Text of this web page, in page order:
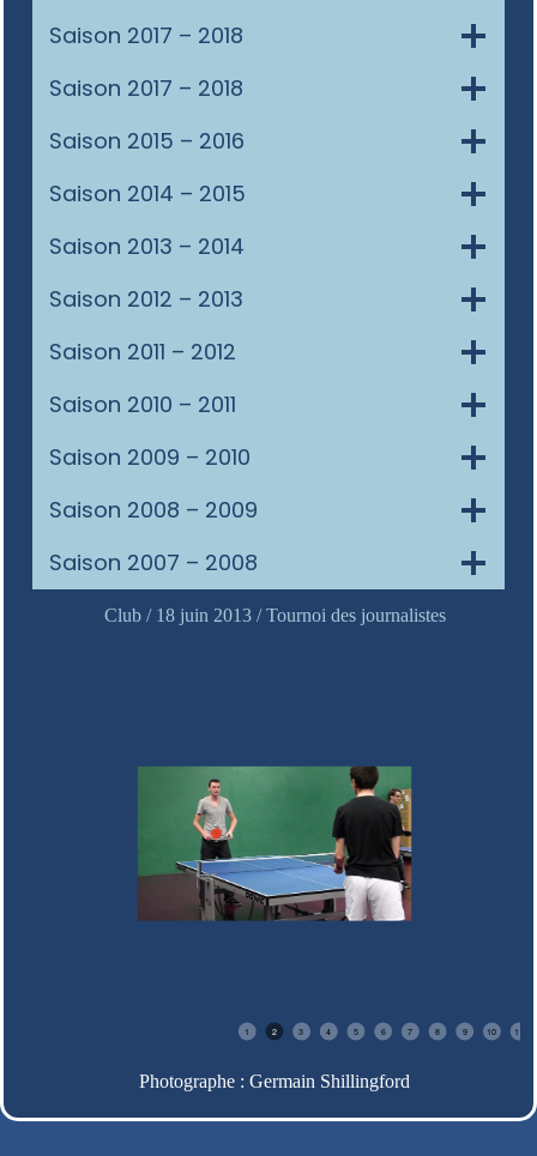
Saison 2017 – 2018
Saison 2017 – 2018
Saison 2015 – 2016
Saison 2014 – 2015
Saison 2013 – 2014
Saison 2012 – 2013
Saison 2011 – 2012
Saison 2010 – 2011
Saison 2009 – 2010
Saison 2008 – 2009
Saison 2007 – 2008
Club / 18 juin 2013 / Tournoi des journalistes
1 2 3 4 5 6 7 8 9 10 11
Photographe : Germain Shillingford